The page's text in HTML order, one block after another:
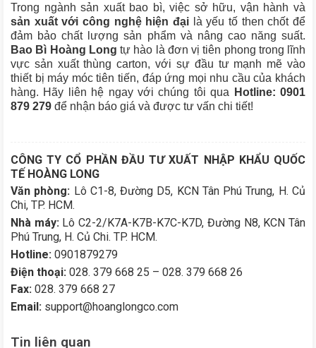
Trong ngành sản xuất bao bì, việc sở hữu, vận hành và
sản xuất với công nghệ hiện đại là yếu tố then chốt để
đảm bảo chất lượng sản phẩm và nâng cao năng suất.
Bao Bì Hoàng Long tự hào là đơn vị tiên phong trong lĩnh
vực sản xuất thùng carton, với sự đầu tư mạnh mẽ vào
thiết bị máy móc tiên tiến, đáp ứng mọi nhu cầu của khách
hàng. Hãy liên hệ ngay với chúng tôi qua
Hotline: 0901
879 279 để nhận báo giá và được tư vấn chi tiết!
CÔNG TY CỔ PHẦN ĐẦU TƯ XUẤT NHẬP KHẨU QUỐC
TẾ HOÀNG LONG
Văn phòng: Lô C1-8, Đường D5, KCN Tân Phú Trung, H. Củ
Chi, TP. HCM.
Nhà máy:Lô C2-2/K7A-K7B-K7C-K7D, Đường N8, KCN Tân
Phú Trung, H. Củ Chi. TP. HCM.
Hotline: 0901879279
Điện thoại: 028. 379 668 25 – 028. 379 668 26
Fax: 028. 379 668 27
Email: support@hoanglongco.com
Tin liên quan